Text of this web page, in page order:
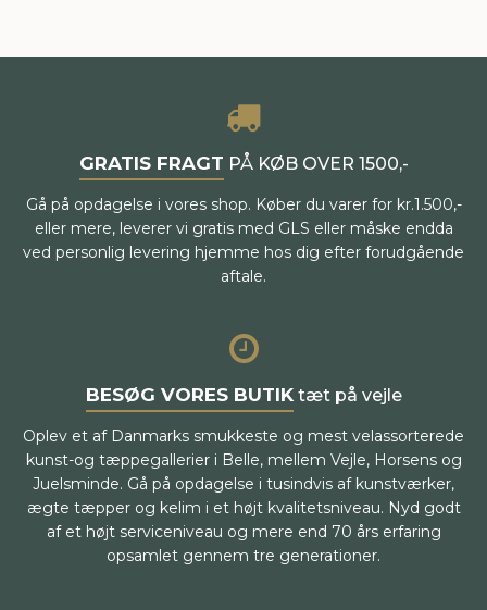
GRATIS FRAGT PÅ KØB OVER 1500,-
Gå på opdagelse i vores shop. Køber du varer for kr.1.500,-
eller mere, leverer vi gratis med GLS eller måske endda
ved personlig levering hjemme hos dig efter forudgående
aftale.
BESØG VORES BUTIKtæt på vejle
Oplev et af Danmarks smukkeste og mest velassorterede
kunst-og tæppegallerier i Belle, mellem Vejle, Horsens og
Juelsminde. Gå på opdagelse i tusindvis af kunstværker,
ægte tæpper og kelim i et højt kvalitetsniveau. Nyd godt
af et højt serviceniveau og mere end 70 års erfaring
opsamlet gennem tre generationer.